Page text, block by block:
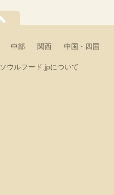
中部 関西 中国・四国
ソウルフード.jpについて